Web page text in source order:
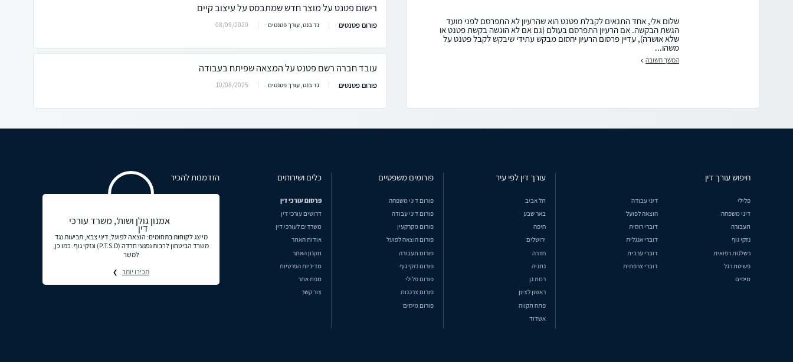
שלום אלי, אחד התנאים לקבלת פטנט הוא שהרעיון לא התפרסם לפני מועד
הגשת הבקשה. אם הרעיון התפרסם בעולם (גם אם לא הוגשה בקשת פטנט או
שלא אושרה), עדיין פרסום הרעיון יחסום מבקש עתידי שיבקש לקבל פטנט על
משהו...
המשך תשובה
רישום פטנט על מוצר חדש שמתבסס על עיצוב קיים
פורום פטנטים גד בנט, עורך פטנטים 08/09/2020
עובד חברה רשם פטנט על המצאה שפיתח בעבודה
פורום פטנטים גד בנט, עורך פטנטים 10/08/2025
חיפוש עורך דין
פלילי
דיני עבודה
דיני משפחה
הוצאה לפועל
תעבורה
דוברי רוסית
נזקי גוף
דוברי אנגלית
רשלנות רפואית
דוברי ערבית
פשיטת רגל
דוברי צרפתית
מיסים
עורך דין לפי עיר
תל אביב
באר שבע
חיפה
ירושלים
חדרה
נתניה
רמת גן
ראשון לציון
פתח תקווה
אשדוד
פורומים משפטיים
פורום דיני משפחה
פורום דיני עבודה
פורום מקרקעין
פורום הוצאה לפועל
פורום תעבורה
פורום נזקי גוף
פורום פלילי
פורום צרכנות
פורום מיסים
כלים ושירותים
פרסום עורכי דין
דרושים עורכי דין
משרדים לעורכי דין
אודות האתר
תקנון האתר
מדיניות הפרטיות
מפת אתר
צור קשר
הזדמנות להכיר
אמנון גולן ושות', משרד עורכי
דין
מייצג לקוחות בתחומים: הוצאה לפועל, דיני צבא, תביעות נגד
משרד הביטחון לרבות נפגעי חרדה (P.T.S.Dׂ) ונזקי גוף. כמו כן,
למשר
תכירו יותר